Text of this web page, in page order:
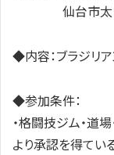
仙台市太白
◆内容：ブラジリ
◆参加条件：
・格闘技ジム・道
より承認を得てい